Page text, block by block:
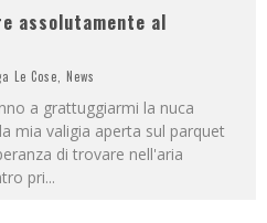
assolutamente al
Le Cose News
a grattuggiarmi la nuca
mia valigia aperta sul parquet
di trovare nell'aria
pri...